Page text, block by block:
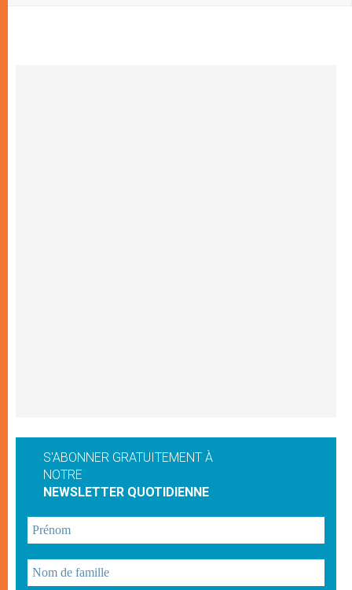
S'ABONNER GRATUITEMENT À
NOTRE
NEWSLETTER QUOTIDIENNE